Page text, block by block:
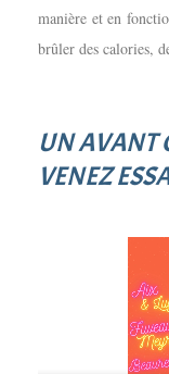
manière et en
brûler des calories,
UN AVANT
VENEZ